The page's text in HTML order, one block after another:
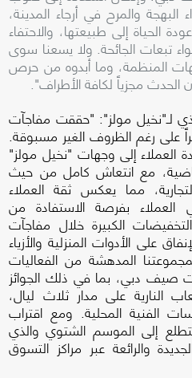
والمرح في أرجاء المدينة،
الحياة إلى طبيعتها، والاحتفاء
تبعات الجائحة. ولا يسعنا سوى
المنظمة، وما أبدوه من حرص
مجزياً لكافة الأطراف".
لـ"نخيل مولز": "حققت مفاجآت
على رغم الظروف الغير مسبوقة.
العملاء إلى وجهات "نخيل مولز"
مع انتعاش كامل من حيث
مما يعكس ثقة العملاء
بفرصة الاستفادة من
الكبيرة خلال مفاجآت
على الأدوات المنزلية والأزياء
المدهشة من الفعاليات
صيف دبي، بما في ذلك الجوائز
النارية على مدار ثلاث ليال،
الفنية المحلية. ومع اقتراب
إلى الموسم الشتوي والذي
والرائعة عبر مراكز التسوق